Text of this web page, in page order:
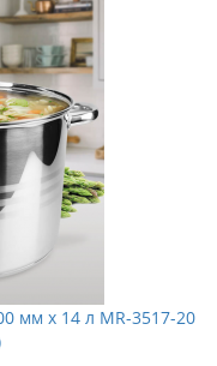
мм х 14 л MR-3517-20